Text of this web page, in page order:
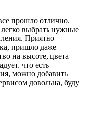
прошло отлично.
выбрать нужные
Приятно
пришло даже
на высоте, цвета
что есть
можно добавить
довольна, буду